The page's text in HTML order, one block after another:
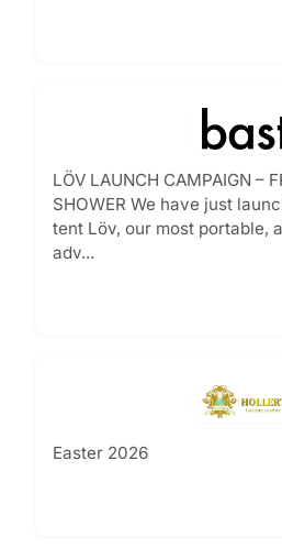
LÖV LAUNCH CAMPAIGN –
SHOWER We have just
tent Löv, our most portable,
adv...
Easter 2026